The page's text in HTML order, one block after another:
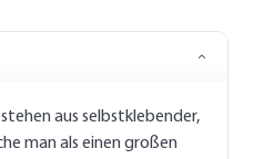
aus selbstklebender,
man als einen großen